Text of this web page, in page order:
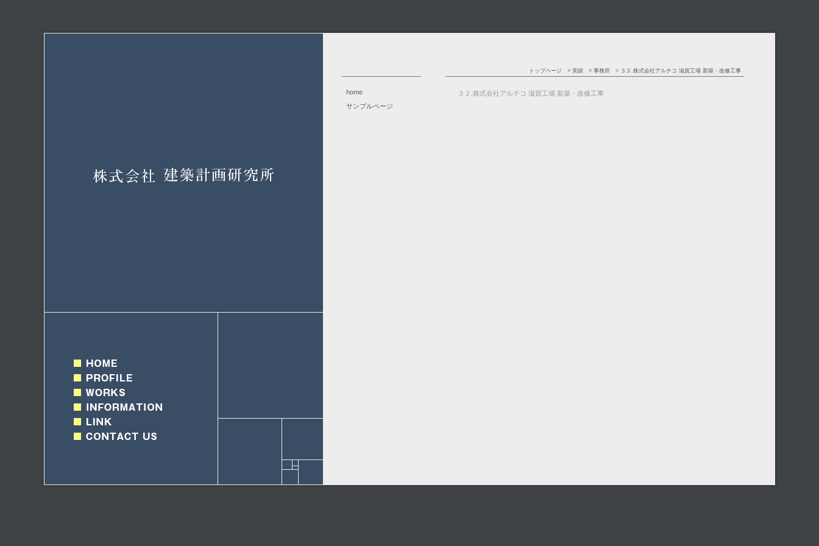
home
サンプルページ
トップページ 実績 事務所 ３２.株式会社アルテコ 滋賀工場 新築・改修工事
３２.株式会社アルテコ 滋賀工場 新築・改修工事